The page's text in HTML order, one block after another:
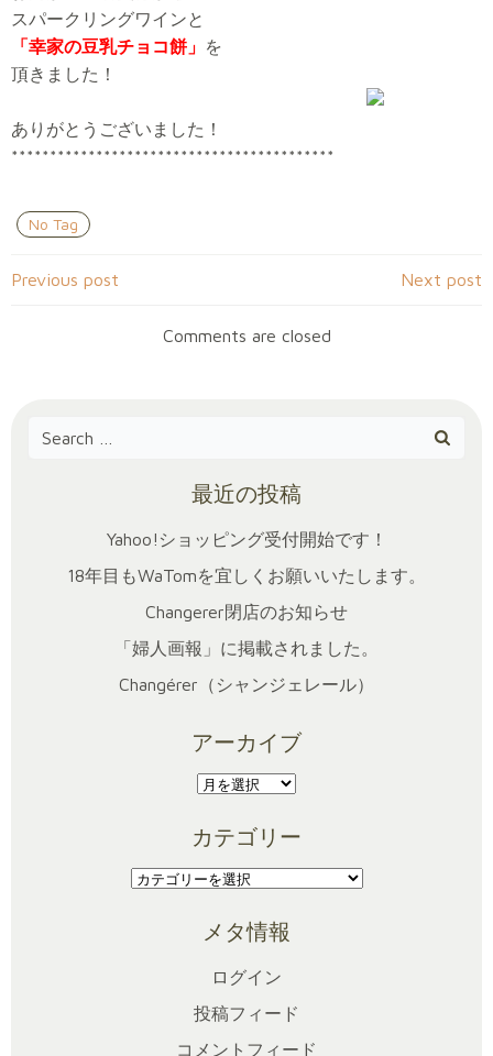
スパークリングワインと
「幸家の豆乳チョコ餅」 を
頂きました！
ありがとうございました！
******************************************
No Tag
Post
navigation
Previous post
navigation
Next post
Comments are closed
Search
最近の投稿
Yahoo!ショッピング受付開始です！
18年目もWaTomを宜しくお願いいたします。
Changerer閉店のお知らせ
「婦人画報」に掲載されました。
Changérer（シャンジェレール）
アーカイブ
ア
カ
イ
ブ
カテゴリー
カ
メタ情報
ログイン
投稿フィード
コメントフィード